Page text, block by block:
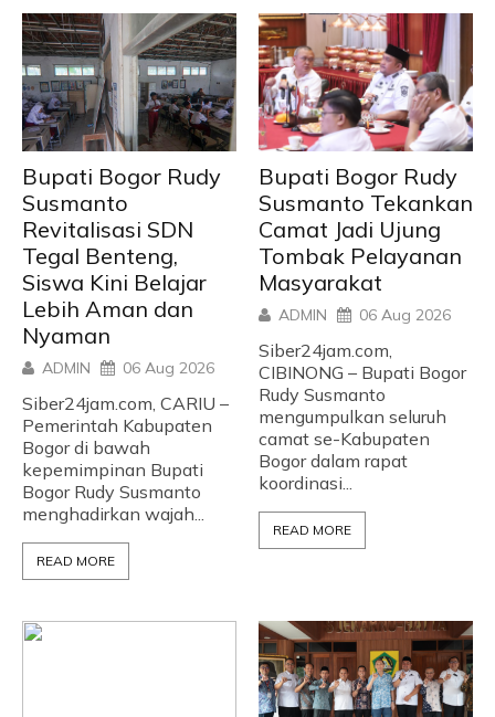
Bupati Bogor Rudy
Susmanto
Revitalisasi SDN
Tegal Benteng,
Siswa Kini Belajar
Lebih Aman dan
Nyaman
ADMIN 06 Aug 2026
Siber24jam.com, CARIU –
Pemerintah Kabupaten
Bogor di bawah
kepemimpinan Bupati
Bogor Rudy Susmanto
menghadirkan wajah...
READ MORE
Bupati Bogor Rudy
Susmanto Tekankan
Camat Jadi Ujung
Tombak Pelayanan
Masyarakat
ADMIN 06 Aug 2026
Siber24jam.com,
CIBINONG – Bupati Bogor
Rudy Susmanto
mengumpulkan seluruh
camat se-Kabupaten
Bogor dalam rapat
koordinasi...
READ MORE